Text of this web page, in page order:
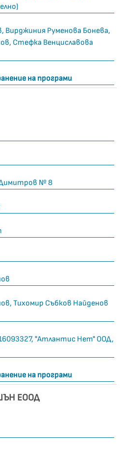
Вирджиния Руменова Бонева,
Стефка Венциславова
на програми
Димитров № 8
Тихомир Събков Найденов
"Атлантис Нет" ООД,
на програми
ЕООД